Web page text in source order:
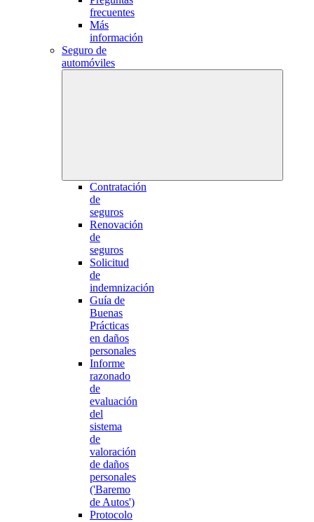
frecuentes
Más
información
Seguro de
automóviles
Contratación
de
seguros
Renovación
de
seguros
Solicitud
de
indemnización
Guía de
Buenas
Prácticas
en daños
personales
Informe
razonado
de
evaluación
del
sistema
de
valoración
de daños
personales
('Baremo
de Autos')
Protocolo